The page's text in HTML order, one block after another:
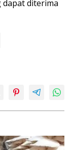
dapat diterima